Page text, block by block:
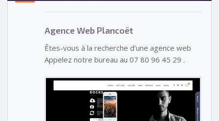
Agence Web Plancoët
Êtes-vous à la recherche d’une agence web
Appelez notre bureau au 07 80 96 45 29 .